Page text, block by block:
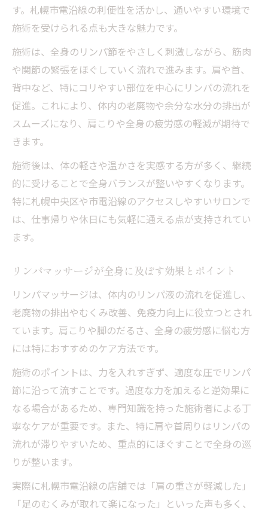
す。札幌市電沿線の利便性を活かし、通いやすい環境で
施術を受けられる点も大きな魅力です。
施術は、全身のリンパ節をやさしく刺激しながら、筋肉
や関節の緊張をほぐしていく流れで進みます。肩や首、
背中など、特にコリやすい部位を中心にリンパの流れを
促進。これにより、体内の老廃物や余分な水分の排出が
スムーズになり、肩こりや全身の疲労感の軽減が期待で
きます。
施術後は、体の軽さや温かさを実感する方が多く、継続
的に受けることで全身バランスが整いやすくなります。
特に札幌中央区や市電沿線のアクセスしやすいサロンで
は、仕事帰りや休日にも気軽に通える点が支持されてい
ます。
リンパマッサージが全身に及ぼす効果とポイント
リンパマッサージは、体内のリンパ液の流れを促進し、
老廃物の排出やむくみ改善、免疫力向上に役立つとされ
ています。肩こりや脚のだるさ、全身の疲労感に悩む方
には特におすすめのケア方法です。
施術のポイントは、力を入れすぎず、適度な圧でリンパ
節に沿って流すことです。過度な力を加えると逆効果に
なる場合があるため、専門知識を持った施術者による丁
寧なケアが重要です。また、特に肩や首周りはリンパの
流れが滞りやすいため、重点的にほぐすことで全身の巡
りが整います。
実際に札幌市電沿線の店舗では「肩の重さが軽減した」
「足のむくみが取れて楽になった」といった声も多く、